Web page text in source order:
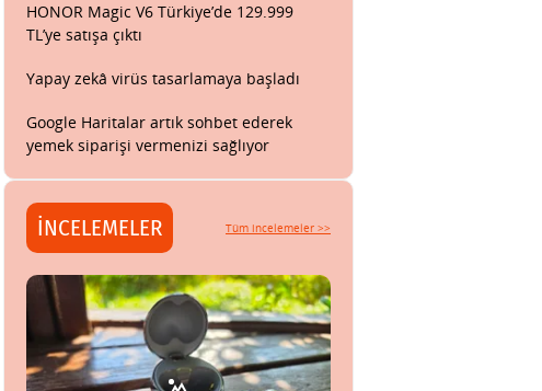
HONOR Magic V6 Türkiye’de 129.999
TL’ye satışa çıktı
Yapay zekâ virüs tasarlamaya başladı
Google Haritalar artık sohbet ederek
yemek siparişi vermenizi sağlıyor
İNCELEMELER Tüm incelemeler >>